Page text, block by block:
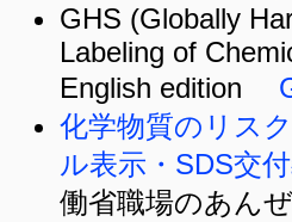
GHS (Globally
Labeling of
English edition
化学物質のリス
ル表示・SDS交
働省職場のあん